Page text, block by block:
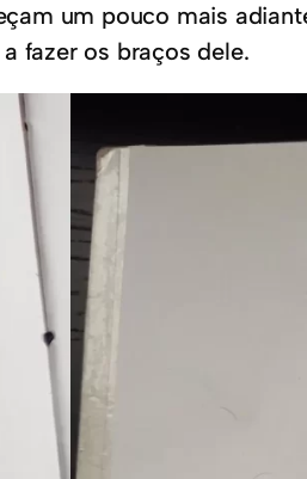
um pouco mais
fazer os braços dele.